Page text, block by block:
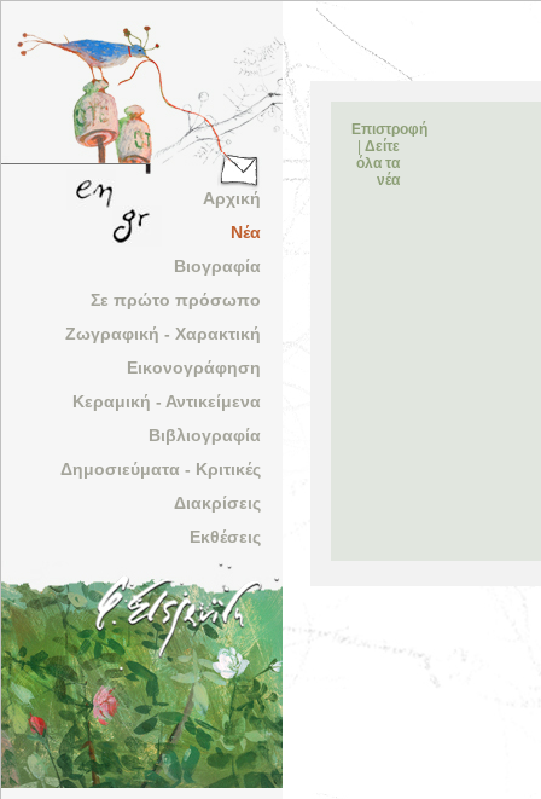
Αρχική
Νέα
Βιογραφία
Σε πρώτο πρόσωπο
Ζωγραφική - Χαρακτική
Εικονογράφηση
Κεραμική - Αντικείμενα
Βιβλιογραφία
Δημοσιεύματα - Κριτικές
Διακρίσεις
Εκθέσεις
Επιστροφή
Δείτε
όλα τα
νέα